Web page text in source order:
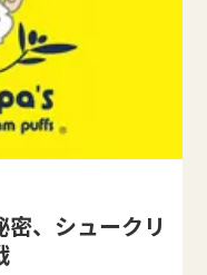
密、シュークリ